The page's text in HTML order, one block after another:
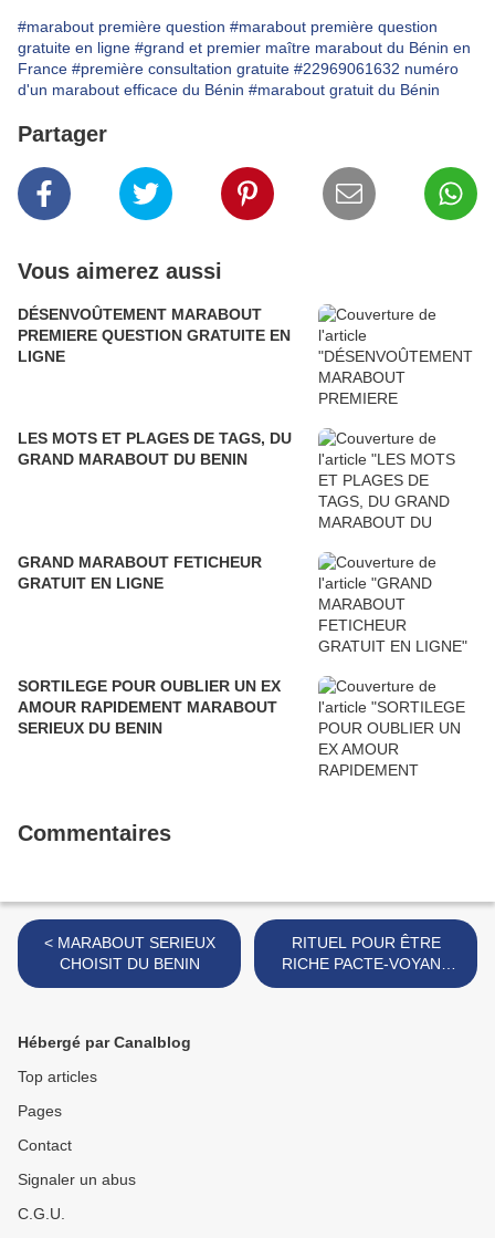
#marabout première question #marabout première question
gratuite en ligne #grand et premier maître marabout du Bénin en
France #première consultation gratuite #22969061632 numéro
d'un marabout efficace du Bénin #marabout gratuit du Bénin
Partager
Vous aimerez aussi
DÉSENVOÛTEMENT MARABOUT
PREMIERE QUESTION GRATUITE EN
LIGNE
LES MOTS ET PLAGES DE TAGS, DU
GRAND MARABOUT DU BENIN
GRAND MARABOUT FETICHEUR
GRATUIT EN LIGNE
SORTILEGE POUR OUBLIER UN EX
AMOUR RAPIDEMENT MARABOUT
SERIEUX DU BENIN
Commentaires
< MARABOUT SERIEUX
CHOISIT DU BENIN
RITUEL POUR ÊTRE
RICHE PACTE-VOYANT
MÉDIUM EN AFRIQUE >
Hébergé par Canalblog
Top articles
Pages
Contact
Signaler un abus
C.G.U.